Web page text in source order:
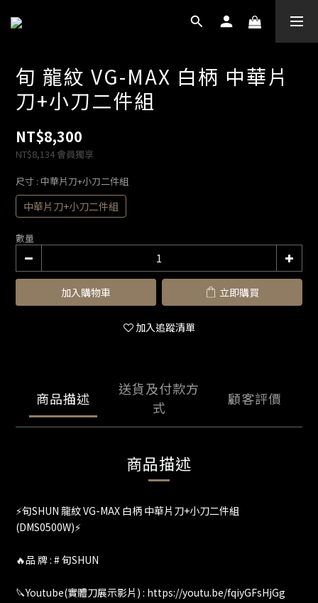
旬 龍紋 VG-MAX 白柄 中華片
刀+小刀二件組
NT$8,300
NT$8,134 會員獨享
尺寸 : 中華片刀+小刀二件組
中華片刀+小刀二件組
數量
加入購物車 立即購買
加入追蹤清單
商品描述
送貨及付款方
式
顧客評價
商品描述
⚡️旬SHUN 龍紋 VG-MAX 白柄 中華片刀+小刀二件組
(DMS0500W)⚡️
🔥品 牌 : # 旬SHUN
🔪Youtube(實體刀展示影片) : https://youtu.be/fqiyGFsHjGg